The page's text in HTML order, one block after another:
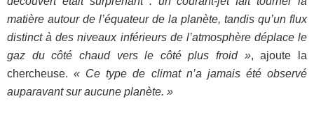
matière autour de l’équateur de la planète, tandis qu’un flux
distinct à des niveaux inférieurs de l’atmosphère déplace le
gaz du côté chaud vers le côté plus froid », ajoute la
chercheuse.« Ce type de climat n’a jamais été observé
auparavant sur aucune planète. »